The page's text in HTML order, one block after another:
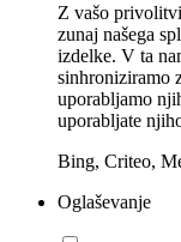
Z vašo
zunaj našega
izdelke. V ta
sinhroniziramo
uporabljamo
uporabljate
Bing, Criteo,
Oglaševanje